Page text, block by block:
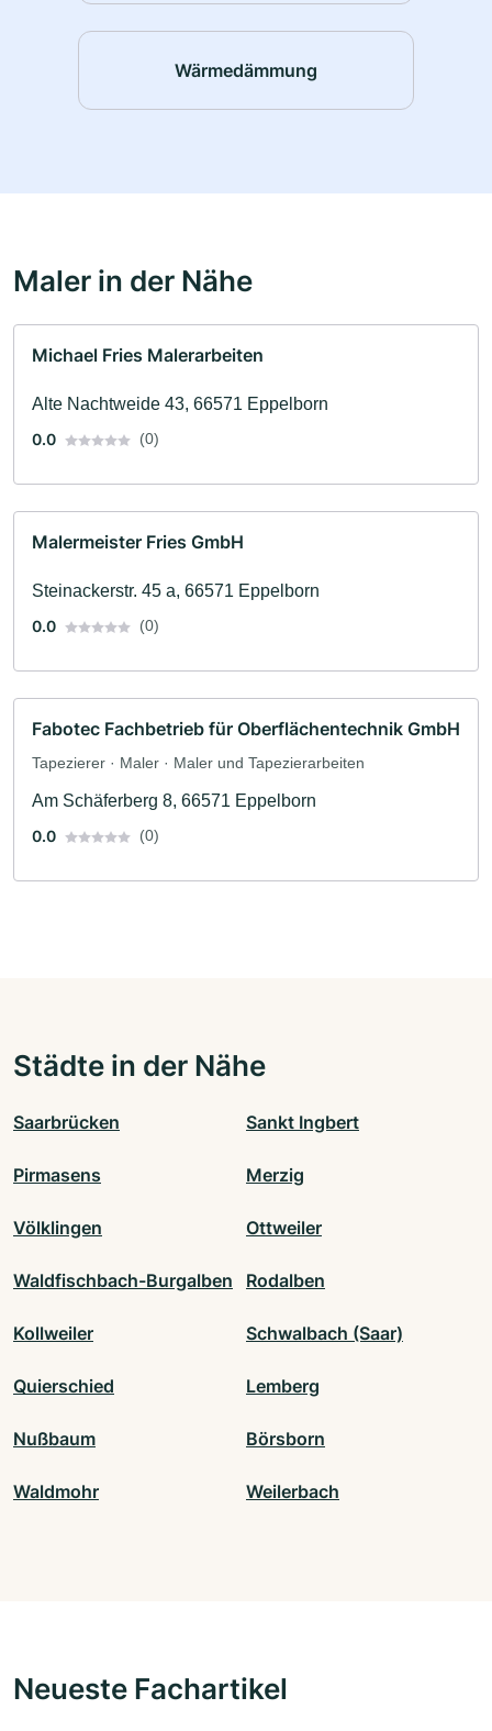
Wärmedämmung
Maler in der Nähe
Michael Fries Malerarbeiten
Alte Nachtweide 43, 66571 Eppelborn
0.0
(0)
Malermeister Fries GmbH
Steinackerstr. 45 a, 66571 Eppelborn
0.0
(0)
Fabotec Fachbetrieb für Oberflächentechnik GmbH
Tapezierer · Maler · Maler und Tapezierarbeiten
Am Schäferberg 8, 66571 Eppelborn
0.0
(0)
Städte in der Nähe
Saarbrücken Sankt Ingbert
Pirmasens Merzig
Völklingen Ottweiler
Waldfischbach-Burgalben Rodalben
Kollweiler Schwalbach (Saar)
Quierschied Lemberg
Nußbaum Börsborn
Waldmohr Weilerbach
Neueste Fachartikel